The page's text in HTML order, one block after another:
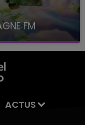
FM
8H10
ACTUS